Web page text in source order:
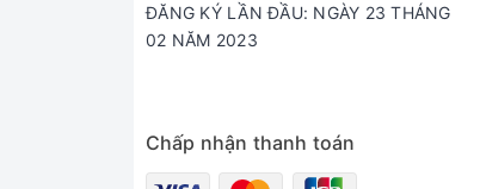
ĐĂNG KÝ LẦN ĐẦU: NGÀY 23 THÁNG
02 NĂM 2023
Chấp nhận thanh toán